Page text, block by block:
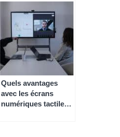
Quels avantages
avec les écrans
numériques tactiles